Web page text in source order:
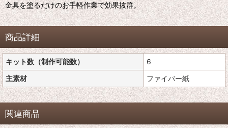
金具を塗るだけのお手軽作業で効果抜群。
商品詳細
キット数（制作可能数）
6
主素材
ファイバー紙
関連商品